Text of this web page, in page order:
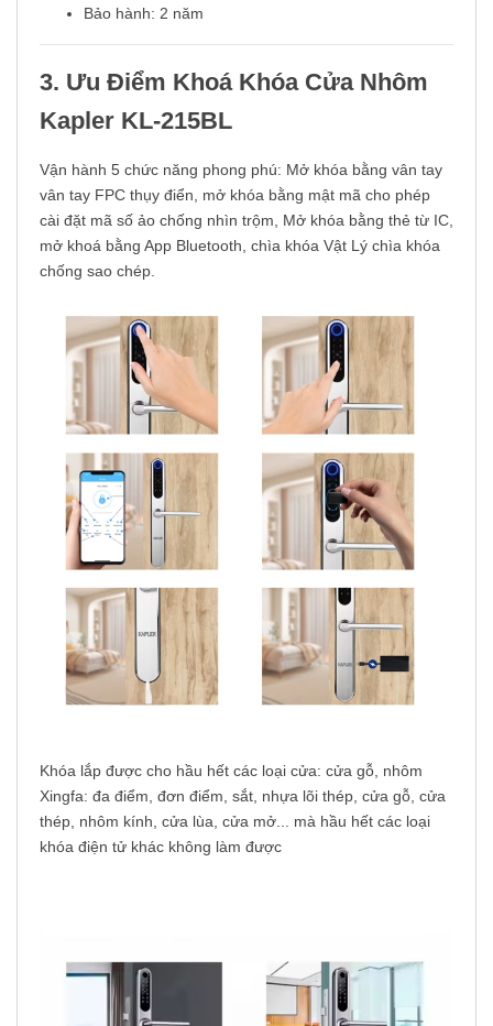
Bảo hành: 2 năm
3. Ưu Điểm Khoá Khóa Cửa Nhôm
Kapler KL-215BL
Vận hành 5 chức năng phong phú: Mở khóa bằng vân tay
vân tay FPC thụy điển, mở khóa bằng mật mã cho phép
cài đặt mã số ảo chống nhìn trộm, Mở khóa bằng thẻ từ IC,
mở khoá bằng App Bluetooth, chìa khóa Vật Lý chìa khóa
chống sao chép.
Khóa lắp được cho hầu hết các loại cửa: cửa gỗ, nhôm
Xingfa: đa điểm, đơn điểm, sắt, nhựa lõi thép, cửa gỗ, cửa
thép, nhôm kính, cửa lùa, cửa mở... mà hầu hết các loại
khóa điện tử khác không làm được